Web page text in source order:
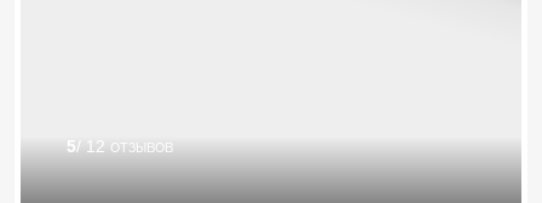
5/ 12 отзывов